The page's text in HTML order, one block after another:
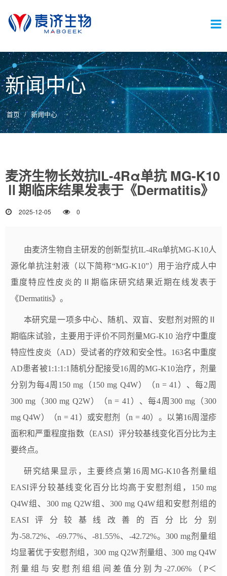
切
换
导
航
新闻中心
首页 新闻中心
麦济生物长效抗IL-4Rα单抗 MG-K10
Ⅱ期临床结果发表于《Dermatitis》
2025-12-05 0
由麦济生物自主研发的创新型抗IL-4Rα单抗MG-K10人
源化单抗注射液（以下简称“MG-K10”）用于治疗成人中
重度特应性皮炎的Ⅱ期临床研究结果近期在线发表于
《Dermatitis》。
本研究是一项多中心、随机、双盲、安慰剂对照的Ⅱ
期临床试验，主要用于评价不同剂量MG-K10 治疗中重度
特应性皮炎（AD）受试者的疗效和安全性。163名中重度
AD患者被1:1:1:1随机分配接受16周的MG-K10治疗，剂量
分别为每4周150 mg（150 mg Q4W）（n = 41）、每2周
300 mg（300 mg Q2W）（n = 41）、每4周300 mg（300
mg Q4W）（n = 41）或安慰剂（n = 40）。以第16周湿疹
面积和严重程度指数（EASI）评分较基线变化百分比为主
要终点。
研究结果显示，主要终点第16周MG-K10各剂量组
EASI评分较基线变化百分比均高于安慰剂组，150 mg
Q4W组、300 mg Q2W组、300 mg Q4W组和安慰剂组的
EASI评分较基线改善的百分比分别
为-58.72%、-69.77%、-81.55%、-42.72%。300 mg剂量组
均显著优于安慰剂组，300 mg Q2W剂量组、300 mg Q4W
剂量组与安慰剂组组间差值分别为-27.06%（P＜